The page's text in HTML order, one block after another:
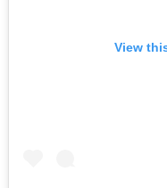
View